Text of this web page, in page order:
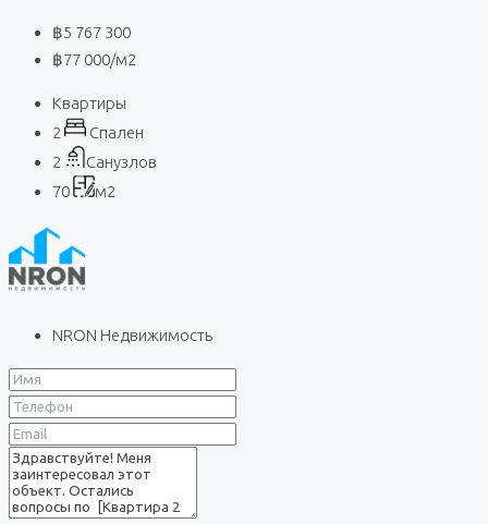
฿5 767 300
฿77 000/м2
Квартиры
2
Спален
2
Санузлов
70
м2
NRON Недвижимость